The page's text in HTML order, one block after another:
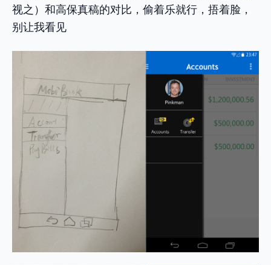
视之）和高保真稿的对比，偷着乐就行，捂着脸，
别让我看见